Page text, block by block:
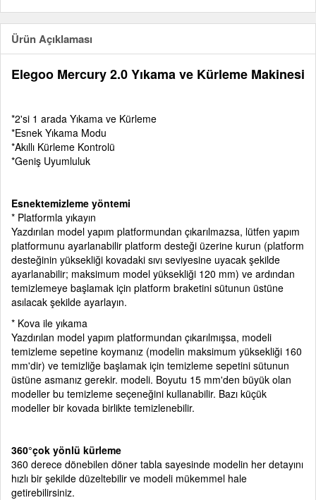
Ürün Açıklaması
Elegoo Mercury 2.0 Yıkama ve Kürleme Makinesi
*2'si 1 arada Yıkama ve Kürleme
*Esnek Yıkama Modu
*Akıllı Kürleme Kontrolü
*Geniş Uyumluluk
Esnektemizleme yöntemi
* Platformla yıkayın
Yazdırılan model yapım platformundan çıkarılmazsa, lütfen yapım
platformunu ayarlanabilir platform desteği üzerine kurun (platform
desteğinin yüksekliği kovadaki sıvı seviyesine uyacak şekilde
ayarlanabilir; maksimum model yüksekliği 120 mm) ve ardından
temizlemeye başlamak için platform braketini sütunun üstüne
asılacak şekilde ayarlayın.
* Kova ile yıkama
Yazdırılan model yapım platformundan çıkarılmışsa, modeli
temizleme sepetine koymanız (modelin maksimum yüksekliği 160
mm'dir) ve temizliğe başlamak için temizleme sepetini sütunun
üstüne asmanız gerekir. modeli. Boyutu 15 mm'den büyük olan
modeller bu temizleme seçeneğini kullanabilir. Bazı küçük
modeller bir kovada birlikte temizlenebilir.
360°çok yönlü kürleme
360 derece dönebilen döner tabla sayesinde modelin her detayını
hızlı bir şekilde düzeltebilir ve modeli mükemmel hale
getirebilirsiniz.